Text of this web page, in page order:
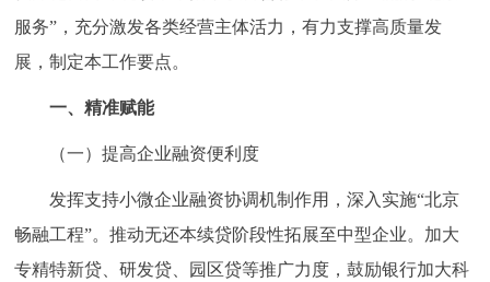
绿色北京 图说北京 视频北京
한국어
DEUTSCH FRANÇAIS РУССКИЙ ЯЗЫК
ESPAÑOL العربية PORTUGUÊS
服务”，充分激发各类经营主体活力，有力支撑高质量发
展，制定本工作要点。
一、精准赋能
（一）提高企业融资便利度
发挥支持小微企业融资协调机制作用，深入实施“北京
畅融工程”。推动无还本续贷阶段性拓展至中型企业。加大
专精特新贷、研发贷、园区贷等推广力度，鼓励银行加大科